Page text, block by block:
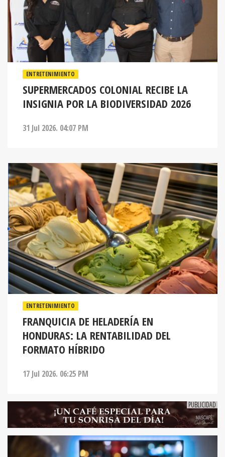
ENTRETENIMIENTO
SUPERMERCADOS COLONIAL RECIBE LA
INSIGNIA POR LA BIODIVERSIDAD 2026
31 Jul 2026. 04:07 PM
ENTRETENIMIENTO
FRANQUICIA DE HELADERÍA EN
HONDURAS: LA RENTABILIDAD DEL
FORMATO HÍBRIDO
17 Jul 2026. 06:25 PM